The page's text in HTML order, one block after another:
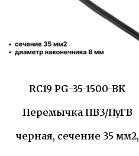
RC19 PG-35-1500-BK
Перемычка ПВ3/ПуГВ
черная, сечение 35 мм2,